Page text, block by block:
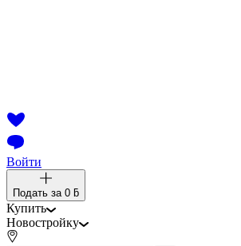
Войти
Подать за 0 ƃ
Купить
Новостройку